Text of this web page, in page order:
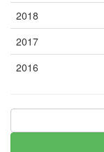
2018
2017
2016